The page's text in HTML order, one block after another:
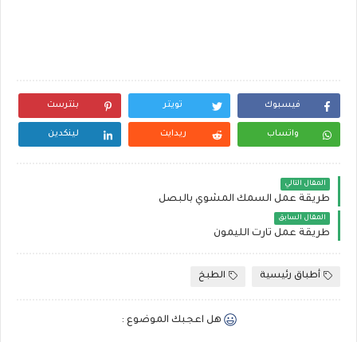
فيسبوك تويتر بنترست
واتساب ريدايت لينكدين
المقال التالي
طريقة عمل السمك المشوي بالبصل
المقال السابق
طريقة عمل تارت الليمون
أطباق رئيسية الطبخ
هل اعجبك الموضوع :